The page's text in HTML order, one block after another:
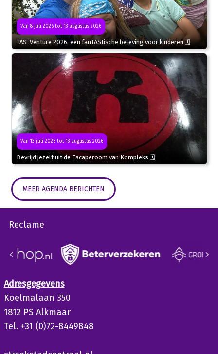
Van 8 juli 2026 tot 13 augustus 2026
TAS-Venture 2026, een fanTAStische beleving voor kinderen 🗓
Van 13 juli 2026 tot 13 augustus 2026
Bevrijd jezelf uit de Escaperoom van Kompleks 🗓
MEER AGENDA BERICHTEN
Reclame
Adresgegevens
Koelmalaan 350
1812 PS Alkmaar
Tel. +31 (0)72-8449848